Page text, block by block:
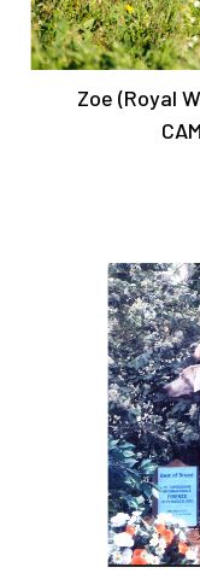
Zoe (Royal